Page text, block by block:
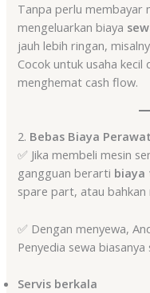
Tanpa perlu membayar
mengeluarkan biaya
jauh lebih ringan,
Cocok untuk usaha kecil
menghemat cash flow.
2. Bebas Biaya
✅ Jika membeli mesin
gangguan berarti biaya
spare part, atau bahkan
✅ Dengan menyewa,
Penyedia sewa
Servis berkala